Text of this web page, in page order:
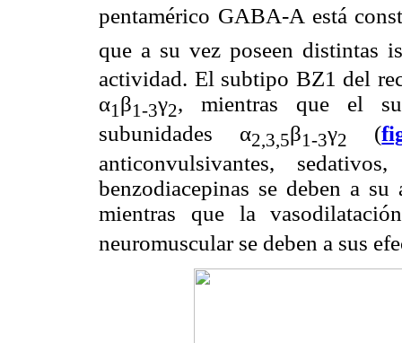
pentamérico GABA-A está
que a su vez poseen distintas
actividad. El subtipo BZ1 del
α1 β1-3γ2, mientras que el
subunidades α2,3,5β1-3γ2 (
anticonvulsivantes,
benzodiacepinas se deben a
mientras que la
neuromuscular se deben a sus